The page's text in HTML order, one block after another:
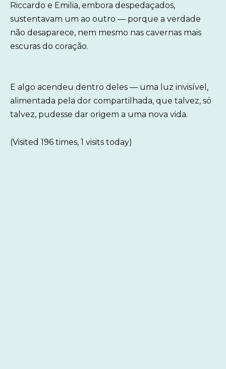
Riccardo e Emilia, embora despedaçados,
sustentavam um ao outro — porque a verdade
não desaparece, nem mesmo nas cavernas mais
escuras do coração.
E algo acendeu dentro deles — uma luz invisível,
alimentada pela dor compartilhada, que talvez, só
talvez, pudesse dar origem a uma nova vida.
(Visited 196 times, 1 visits today)